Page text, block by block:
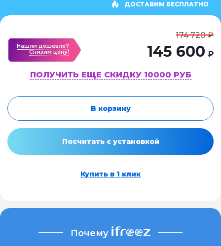
ДОСТАВИМ БЕСПЛАТНО
Нашли дешевле?
Cнизим цену!
174 720 ₽
145 600 ₽
ПОЛУЧИТЬ ЕЩЕ СКИДКУ 10000 РУБ
В корзину
Посчитать с установкой
Купить в 1 клик
Почему